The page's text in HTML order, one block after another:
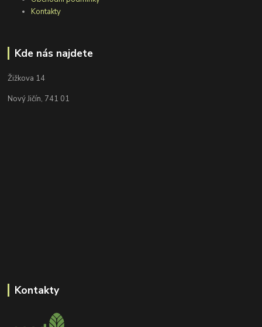
Kontakty
Kde nás najdete
Žižkova 14
Nový Jičín, 741 01
Kontakty